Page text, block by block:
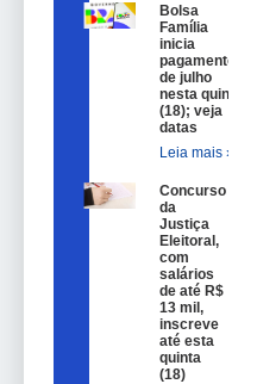
Bolsa
Família
inicia
pagamentos
de julho
nesta quinta
(18); veja
datas
Leia mais »
Concurso
da
Justiça
Eleitoral,
com
salários
de até R$
13 mil,
inscreve
até esta
quinta
(18)